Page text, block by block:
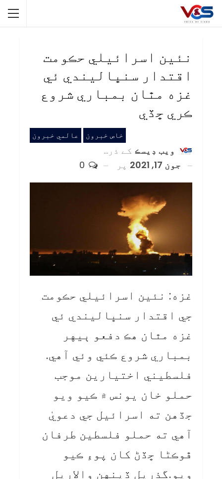
نئين اسرائيلي حڪومت
اقتدار سنڀاليندي ئي
غزه مٿان بمباري شروع
ڪري ڇڏي
خاص خبرون عالمي خبرون
ويب ڊيسڪ کے ذریعہ
جون 17, 2021
پر
غزه: نئين اسرائيلي حڪومت
جي اقتدار سنڀاليندي ئي
غزه مٿان هڪ دفعو ٻيهر
بمباري شروع ڪئي وئي آهي.
فلسطيني اختيارين موجب
حملو خان يونس ۾ ڪيو ويو
جڏهن ته اسرائيل جي دعويٰ
آهي ته حملو فلسطين طرفان
ڦوڪڻا ڇڏڻ کان پوءِ ڪيو
ويو.گذريل ڏينهن والاريل